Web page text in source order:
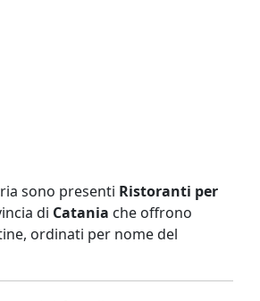
sono presenti Ristoranti per
di Catania che offrono
ordinati per nome del